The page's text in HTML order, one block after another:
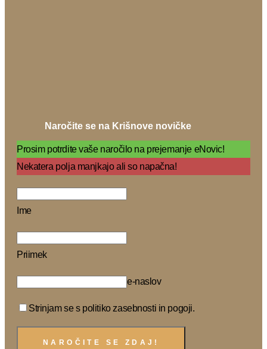
Naročite se na Krišnove novičke
Prosim potrdite vaše naročilo na prejemanje eNovic!
Nekatera polja manjkajo ali so napačna!
Ime
Priimek
e-naslov
Strinjam se s politiko zasebnosti in pogoji.